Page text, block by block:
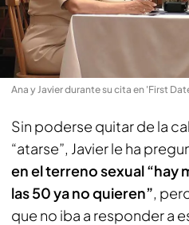
Ana y Javier durante su cita en 'First
Sin poderse quitar de la
“atarse”, Javier le ha
en el terreno sexual “hay
las 50 ya no quieren”,
que no iba a responder a